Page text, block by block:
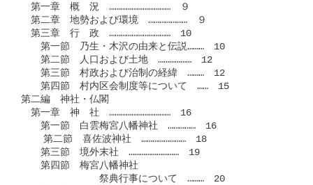
第一章　概　況　……………………………　９
第二章　地勢および環境　…………………　９
第三章　行　政　……………………………　10
第一節　乃生・木沢の由来と伝説………　10
第二節　人口および土地　………………　12
第三節　村政および治制の経緯　………　12
第四節　村内区会制度等について　……　15
第二編　神社・仏閣
第一章　神　社　……………………………　16
第一節　白雲梅宮八幡神社　……………　16
    第二節　喜佐波神社　……………………　18
第三節　境外末社　………………………　19
第四節　梅宮八幡神社
祭典行事について　………　20